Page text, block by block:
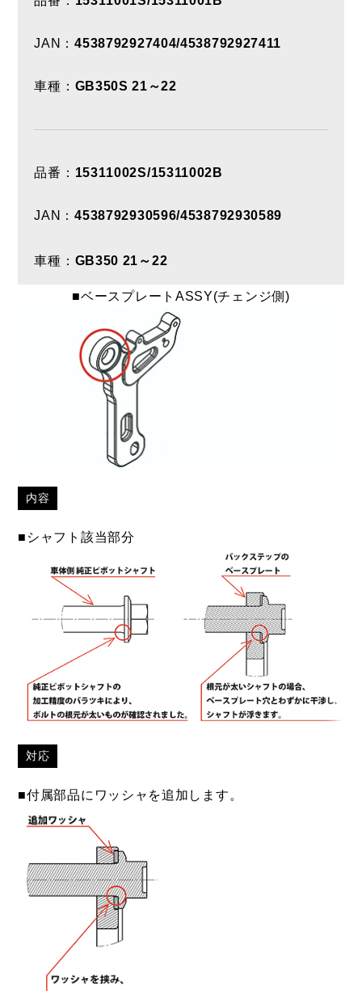
JAN：4538792927404/4538792927411
車種： GB350S 21～22
品番： 15311002S/15311002B
JAN：4538792930596/4538792930589
車種： GB350 21～22
■ベースプレートASSY(チェンジ側)
内容
■シャフト該当部分
対応
■付属部品にワッシャを追加します。